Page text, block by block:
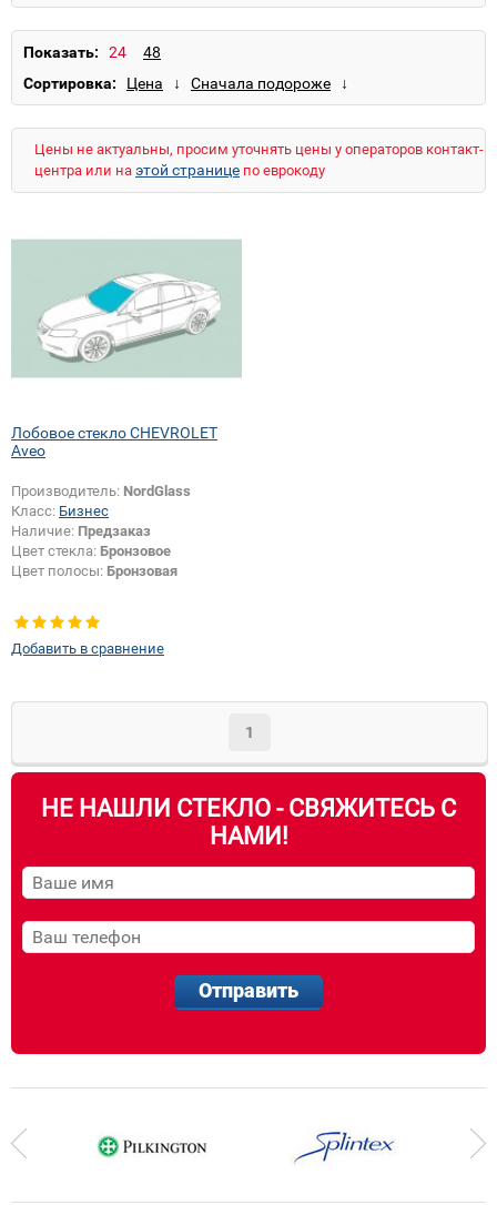
Показать:
Сортировка:
Цены не актуальны, просим уточнять цены у операторов контакт-
центра или на этой странице по еврокоду
Лобовое стекло CHEVROLET
Aveo
Производитель: NordGlass
Класс: Бизнес
Наличие: Предзаказ
Цвет стекла: Бронзовое
Цвет полосы: Бронзовая
Добавить в сравнение
1
НЕ НАШЛИ СТЕКЛО - СВЯЖИТЕСЬ С
НАМИ!
Отправить